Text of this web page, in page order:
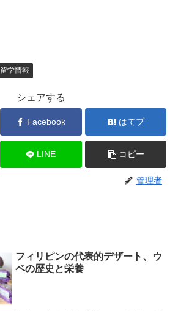
留学情報
シェアする
Facebook はてブ
LINE コピー
管理者
フィリピンの代表的デザート、ウ
ベの歴史と栄養